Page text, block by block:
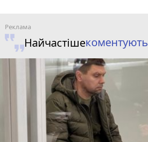
Найчастішекоментують